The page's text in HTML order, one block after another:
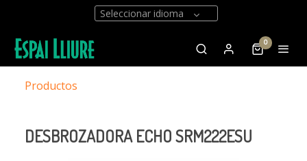
Seleccionar idioma
0
Productos
DESBROZADORA ECHO SRM222ESU